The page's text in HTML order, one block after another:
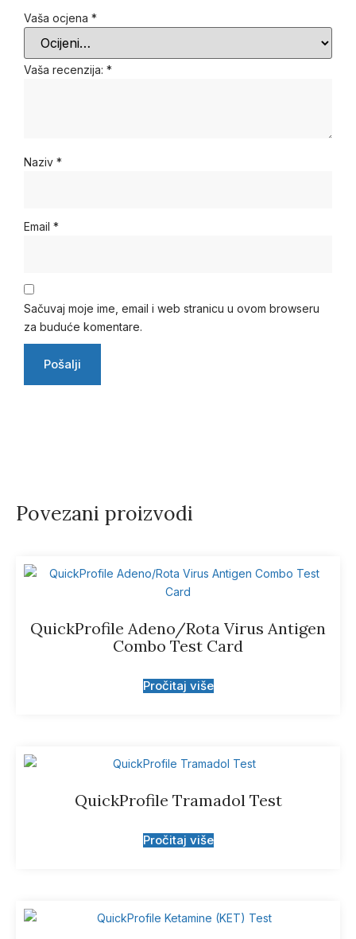
Vaša ocjena *
Vaša recenzija: *
Naziv *
Email *
Sačuvaj moje ime, email i web stranicu u ovom browseru
za buduće komentare.
Povezani proizvodi
QuickProfile Adeno/Rota Virus Antigen
Combo Test Card
Pročitaj više
QuickProfile Tramadol Test
Pročitaj više